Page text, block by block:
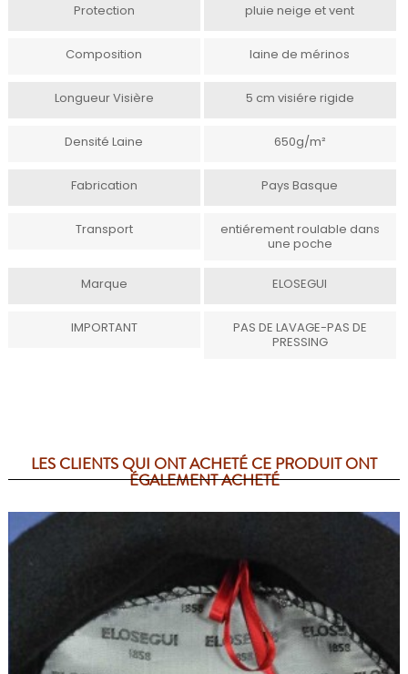
Protection pluie neige et vent
Composition laine de mérinos
Longueur Visière 5 cm visiére rigide
Densité Laine 650g/m²
Fabrication Pays Basque
Transport
entiérement roulable dans
une poche
Marque ELOSEGUI
IMPORTANT
PAS DE LAVAGE-PAS DE
PRESSING
LES CLIENTS QUI ONT ACHETÉ CE PRODUIT ONT
ÉGALEMENT ACHETÉ